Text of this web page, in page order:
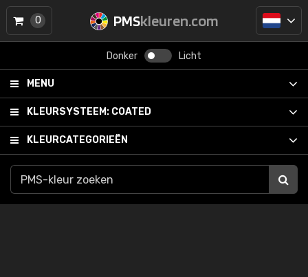
PMSkleuren.com
Donker Licht
MENU
KLEURSYSTEEM: COATED
KLEURCATEGORIEËN
0